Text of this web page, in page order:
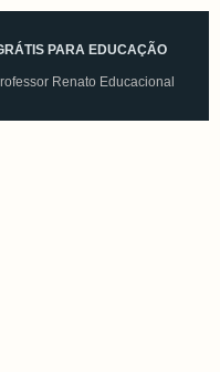
PARA EDUCAÇÃO
Renato Educacional